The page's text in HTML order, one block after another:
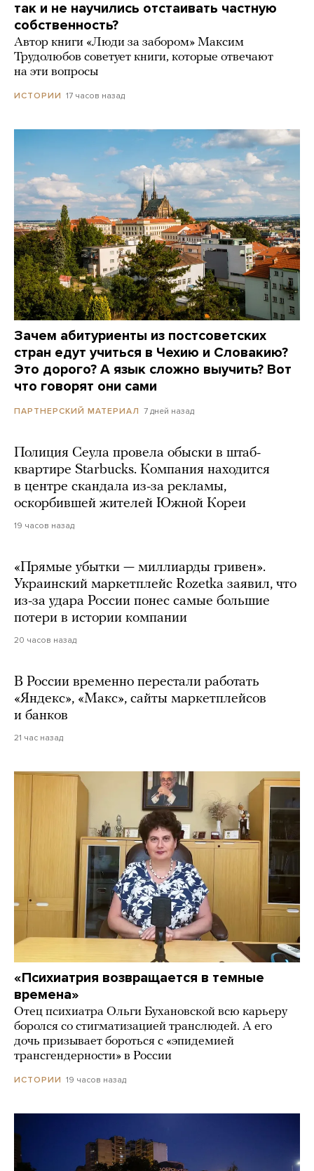
так и не научились отстаивать частную
собственность?
Автор книги «Люди за забором» Максим
Трудолюбов советует книги, которые отвечают
на эти вопросы
ИСТОРИИ 17 часов назад
Зачем абитуриенты из постсоветских
стран едут учиться в Чехию и Словакию?
Это дорого? А язык сложно выучить? Вот
что говорят они сами
ПАРТНЕРСКИЙ МАТЕРИАЛ 7 дней назад
Полиция Сеула провела обыски в штаб-
квартире Starbucks. Компания находится
в центре скандала из-за рекламы,
оскорбившей жителей Южной Кореи
19 часов назад
«Прямые убытки — миллиарды гривен».
Украинский маркетплейс Rozetka заявил, что
из-за удара России понес самые большие
потери в истории компании
20 часов назад
В России временно перестали работать
«Яндекс», «Макс», сайты маркетплейсов
и банков
21 час назад
«Психиатрия возвращается в темные
времена»
Отец психиатра Ольги Бухановской всю карьеру
боролся со стигматизацией транслюдей. А его
дочь призывает бороться с «эпидемией
трансгендерности» в России
ИСТОРИИ 19 часов назад